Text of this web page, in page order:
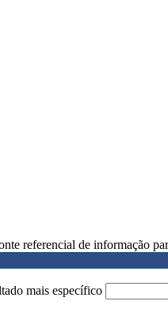
referencial de informação
mais específico